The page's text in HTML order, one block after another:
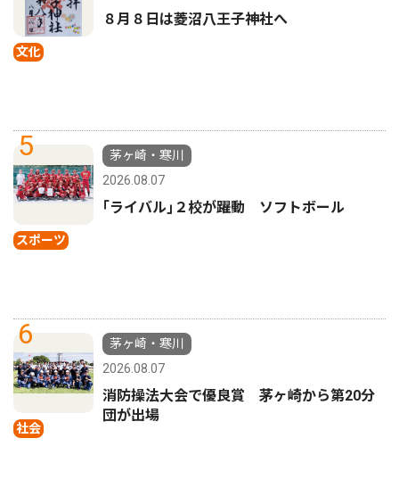
文化
８月８日は菱沼八王子神社へ
5
スポーツ
茅ヶ崎・寒川
2026.08.07
｢ライバル｣２校が躍動 ソフトボール
6
社会
茅ヶ崎・寒川
2026.08.07
消防操法大会で優良賞 茅ヶ崎から第20分
団が出場